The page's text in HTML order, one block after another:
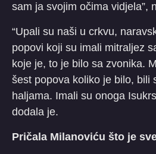
sam ja svojim očima vidjela”,
“Upali su naši u crkvu,
popovi koji su imali mitraljez
koje je, to je bilo sa zvonika.
šest popova koliko je bilo, bili
haljama. Imali su onoga
dodala je.
Pričala Milanoviću što je